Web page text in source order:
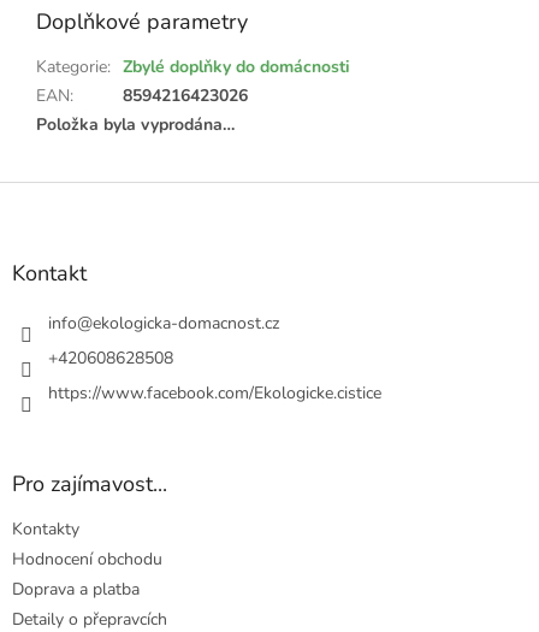
Doplňkové parametry
Kategorie: Zbylé doplňky do domácnosti
EAN:
8594216423026
Položka byla vyprodána…
Z
Kontakt
info@ekologicka-domacnost.cz
+420608628508
https://www.facebook.com/Ekologicke.cistice
Pro zajímavost...
Kontakty
Hodnocení obchodu
Doprava a platba
Detaily o přepravcích